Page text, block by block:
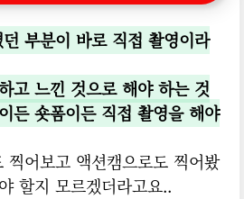
부분이 바로 직접 촬영이라
고 느낀 것으로 해야 하는 것
든 숏폼이든 직접 촬영을 해야
찍어보고 액션캠으로도 찍어봤
할지 모르겠더라고요..